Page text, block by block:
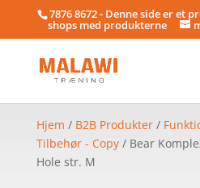
7876 8672 - Denne side er et
shops med produkterne
Hjem / B2B Produkter/
Tilbehør - Copy/ Bear
Hole str. M